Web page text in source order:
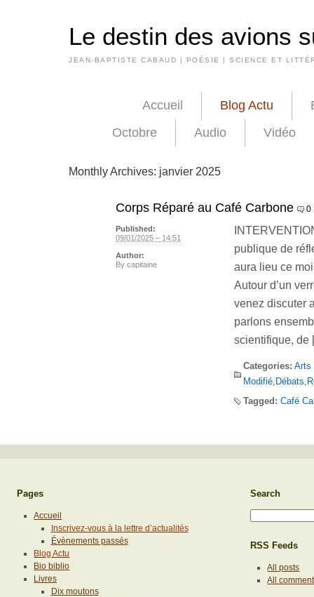
Le destin des avions
JEAN-BAPTISTE CABAUD | POÉSIE | SCIENCE ET
Accueil Blog Actu
Octobre
Audio Vidéo
Monthly Archives: janvier 2025
Corps Réparé au Café Carbone 0
publique de
aura lieu ce
Autour d’un
venez discuter
parlons
scientifique,
Categories: Arts
Modifié, Débats,
Tagged: Café
Published:
09/01/2025 – 14:51
Author:
By capitaine
Pages
Accueil
Inscrivez-vous à la lettre d’actualités
Évènements passés
Blog Actu
Bio biblio
Livres
Dix moutons
Search
RSS Feeds
All posts
All